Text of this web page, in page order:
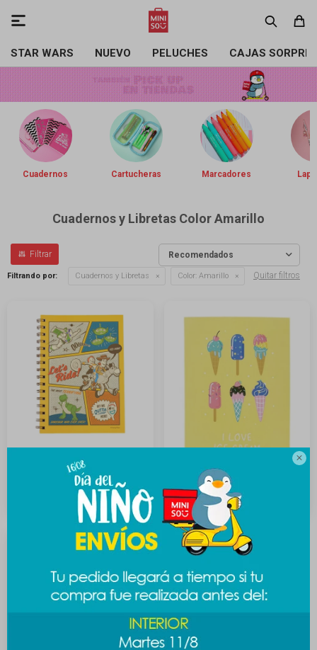

STAR WARS NUEVO PELUCHES CAJAS

Cuadernos Cartucheras Marcadores
Cuadernos y Libretas Color Amarillo
Recomendados
Filtrando por: Cuadernos y Libretas Color: Amarillo Quitar filtros
Cuaderno Espiral Toy Story
Cuaderno helados A4 -
amarillo
$ 89